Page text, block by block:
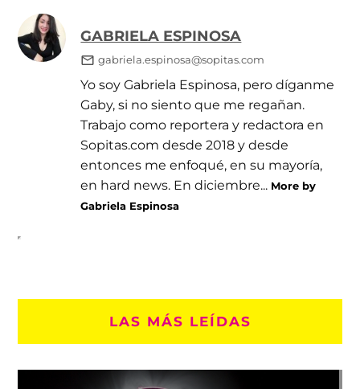
GABRIELA ESPINOSA
gabriela.espinosa@sopitas.com
Yo soy Gabriela Espinosa, pero díganme
Gaby, si no siento que me regañan.
Trabajo como reportera y redactora en
Sopitas.com desde 2018 y desde
entonces me enfoqué, en su mayoría,
en hard news. En diciembre... More by
Gabriela Espinosa
LAS MÁS LEÍDAS